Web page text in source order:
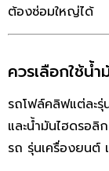
ต้องซ่อมใหญ่ได้
ควรเลือกใช้น้ำ
รถโฟล์คลิฟแต่ละ
และน้ำมันไฮดรอลิ
รถ รุ่นเครื่องยนต์